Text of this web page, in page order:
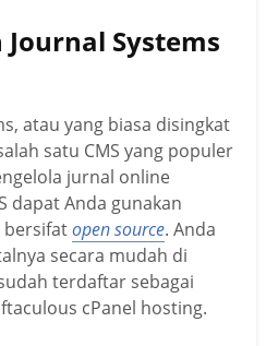
Systems
atau yang biasa disingkat
satu CMS yang populer
jurnal online
dapat Anda gunakan
bersifatopen source. Anda
secara mudah di
terdaftar sebagai
cPanel hosting.